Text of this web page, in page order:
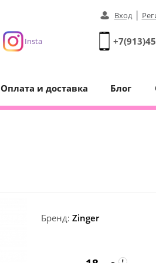
Insta
Вход|
Оплата и доставка Блог
Бренд: Zinger